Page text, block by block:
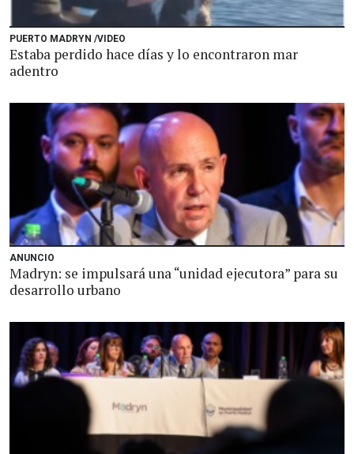
PUERTO MADRYN /VIDEO
Estaba perdido hace días y lo encontraron mar
adentro
ANUNCIO
Madryn: se impulsará una “unidad ejecutora” para su
desarrollo urbano